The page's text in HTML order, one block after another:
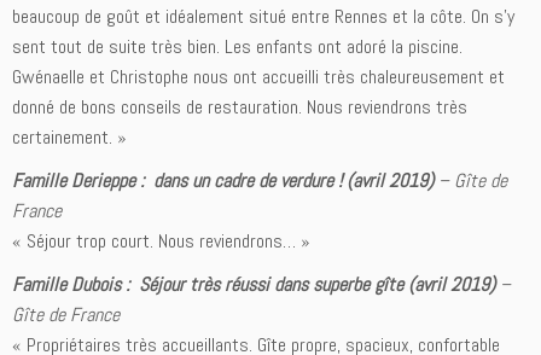
beaucoup de goût et idéalement situé entre Rennes et la côte. On s’y
sent tout de suite très bien. Les enfants ont adoré la piscine.
Gwénaelle et Christophe nous ont accueilli très chaleureusement et
donné de bons conseils de restauration. Nous reviendrons très
certainement. »
Famille Derieppe : dans un cadre de verdure ! (avril 2019)–Gîte de
France
« Séjour trop court. Nous reviendrons… »
Famille Dubois : Séjour très réussi dans superbe gîte (avril 2019)–
Gîte de France
« Propriétaires très accueillants. Gîte propre, spacieux, confortable